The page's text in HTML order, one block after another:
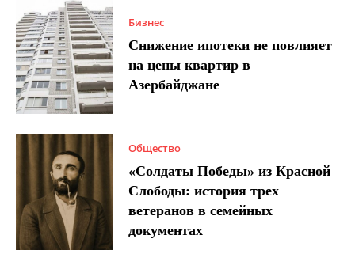
Бизнес
Снижение ипотеки не повлияет
на цены квартир в
Азербайджане
Общество
«Солдаты Победы» из Красной
Слободы: история трех
ветеранов в семейных
документах